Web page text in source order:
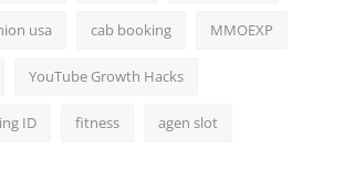
usa cab booking MMOEXP
YouTube Growth Hacks
ID fitness agen slot